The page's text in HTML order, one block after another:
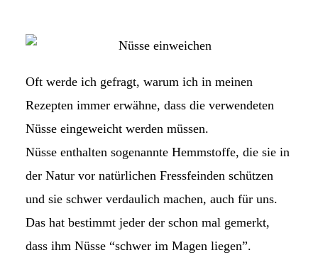
Oft werde ich gefragt, warum ich in meinen
Rezepten immer erwähne, dass die verwendeten
Nüsse eingeweicht werden müssen.
Nüsse enthalten sogenannte Hemmstoffe, die sie in
der Natur vor natürlichen Fressfeinden schützen
und sie schwer verdaulich machen, auch für uns.
Das hat bestimmt jeder der schon mal gemerkt,
dass ihm Nüsse “schwer im Magen liegen”.